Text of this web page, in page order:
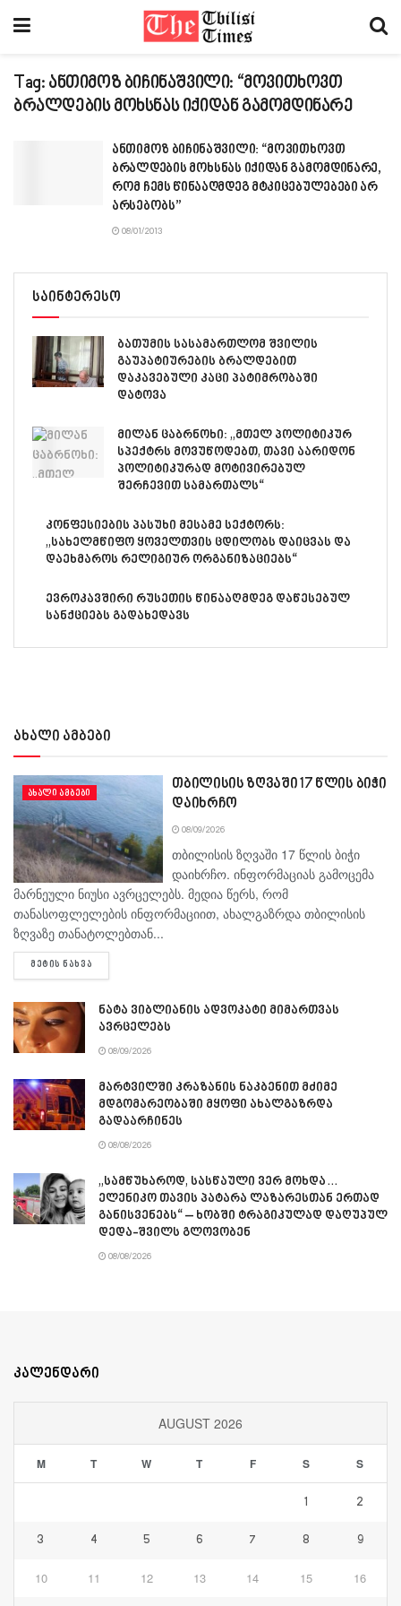
Tag: ანთიმოზ ბიჩინაშვილი: “მოვითხოვთ
ბრალდების მოხსნას იქიდან გამომდინარე
ანთიმოზ ბიჩინაშვილი: “მოვითხოვთ
ბრალდების მოხსნას იქიდან გამომდინარე,
რომ ჩემს წინააღმდეგ მტკიცებულებები არ
არსებობს”
08/01/2013
საინტერესო
ბათუმის სასამართლომ შვილის
გაუპატიურების ბრალდებით
დაკავებული კაცი პატიმრობაში
დატოვა
მილან ცაბრნოხი: „მთელ პოლიტიკურ
სპექტრს მოვუწოდებთ, თავი აარიდონ
პოლიტიკურად მოტივირებულ
შერჩევით სამართალს“
კონფესიების პასუხი მესამე სექტორს:
„სახელმწიფო ყოველთვის ცდილობს დაიცვას და
დაეხმაროს რელიგიურ ორგანიზაციებს“
ევროკავშირი რუსეთის წინააღმდეგ დაწესებულ
სანქციებს გადახედავს
ახალი ამბები
ᲐᲮᲐᲚᲘ ᲐᲛᲑᲔᲑᲘ
თბილისის ზღვაში 17 წლის ბიჭი
დაიხრჩო
08/09/2026
თბილისის ზღვაში 17 წლის ბიჭი
დაიხრჩო. ინფორმაციას გამოცემა
მარნეული ნიუსი ავრცელებს. მედია წერს, რომ
თანასოფლელების ინფორმაციით, ახალგაზრდა თბილისის
ზღვაზე თანატოლებთან...
ᲛᲔᲢᲘᲡ ᲜᲐᲮᲕᲐ
ნატა ვიბლიანის ადვოკატი მიმართვას
ავრცელებს
08/09/2026
მარტვილში კრაზანის ნაკბენით მძიმე
მდგომარეობაში მყოფი ახალგაზრდა
გადაარჩინეს
08/08/2026
„სამწუხაროდ, სასწაული ვერ მოხდა…
ელენიკო თავის პატარა ლაზარესთან ერთად
განისვენებს“ – ხობში ტრაგიკულად დაღუპულ
დედა-შვილს გლოვობენ
08/08/2026
კალენდარი
AUGUST 2026
M T W T F S S
1 2
3 4 5 6 7 8 9
10 11 12 13 14 15 16